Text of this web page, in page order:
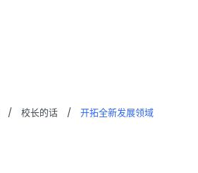
/ 校长的话 / 开拓全新发展领域